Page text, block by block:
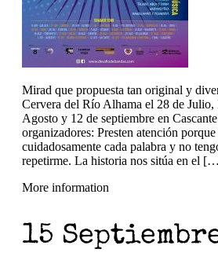
Mirad que propuesta tan original y
Cervera del Río Alhama el 28 de Julio,
Agosto y 12 de septiembre en
organizadores: Presten atención
cuidadosamente cada palabra y no
repetirme. La historia nos sitúa en el
More information
15